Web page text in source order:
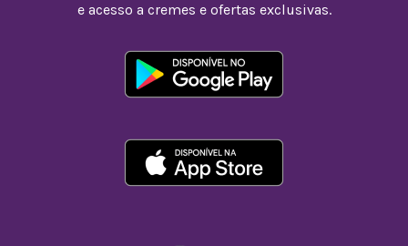
e acesso a cremes e ofertas exclusivas.